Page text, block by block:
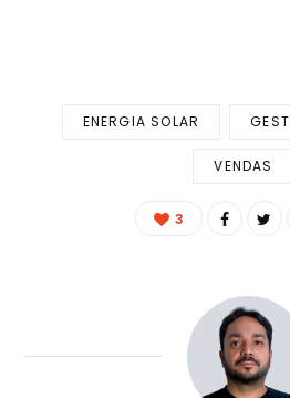
ENERGIA SOLAR
VENDAS
3